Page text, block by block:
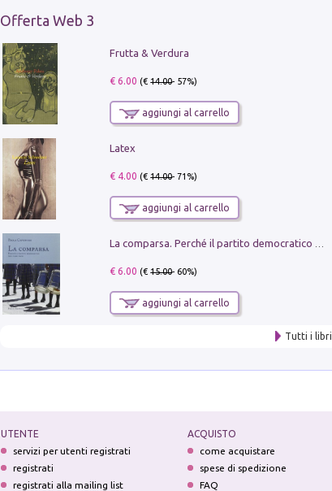
Offerta Web 3
Frutta & Verdura
€ 6.00 (€14.00- 57%)
aggiungi al carrello
Latex
€ 4.00 (€14.00- 71%)
aggiungi al carrello
€ 6.00 (€15.00- 60%)
aggiungi al carrello
Tutti i libri
UTENTE
servizi per utenti registrati
registrati
registrati alla mailing list
ACQUISTO
come acquistare
spese di spedizione
FAQ